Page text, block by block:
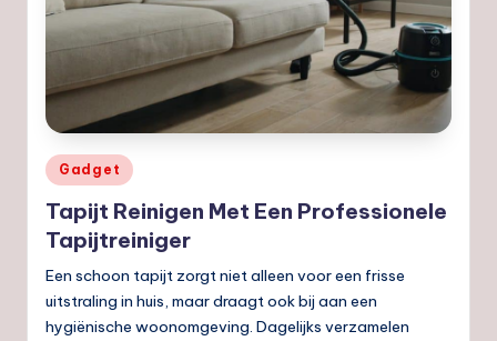
Geplaatst
in
Gadget
Tapijt Reinigen Met Een Professionele
Tapijtreiniger
Een schoon tapijt zorgt niet alleen voor een frisse
uitstraling in huis, maar draagt ook bij aan een
hygiënische woonomgeving. Dagelijks verzamelen